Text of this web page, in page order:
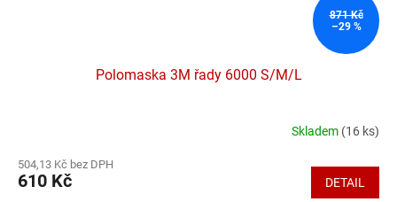
871 Kč
–29 %
Polomaska 3M řady 6000 S/M/L
produktu
je
Skladem (16 ks)
504,13 Kč bez DPH
610 Kč DETAIL